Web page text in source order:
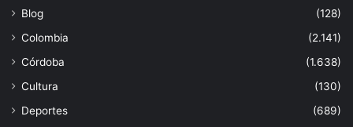
Blog
(128)
Colombia
(2.141)
Córdoba
(1.638)
Cultura
(130)
Deportes
(689)